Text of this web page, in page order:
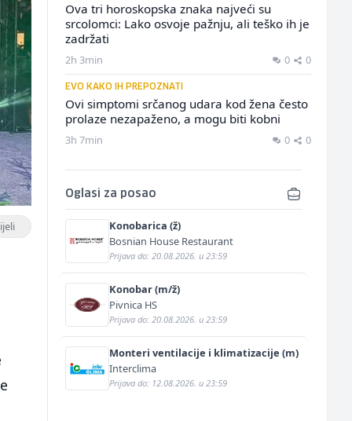
Ova tri horoskopska znaka najveći su
srcolomci: Lako osvoje pažnju, ali teško ih je
zadržati
2h 3min 0 0
EVO KAKO IH PREPOZNATI
Ovi simptomi srčanog udara kod žena često
prolaze nezapaženo, a mogu biti kobni
3h 7min 0 0
Oglasi za posao
Konobarica (ž)
Bosnian House Restaurant
Prijava do: 20.08.2026. u 23:59
Konobar (m/ž)
Pivnica HS
Prijava do: 20.08.2026. u 23:59
Monteri ventilacije i klimatizacije (m)
Interclima
Prijava do: 12.08.2026. u 23:59